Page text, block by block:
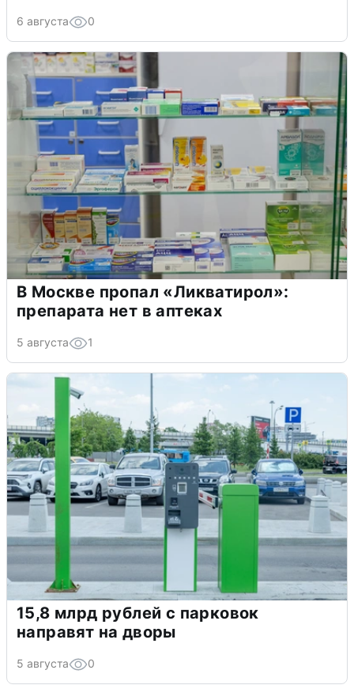
6 августа 0
В Москве пропал «Ликватирол»:
препарата нет в аптеках
5 августа 1
15,8 млрд рублей с парковок
направят на дворы
5 августа 0